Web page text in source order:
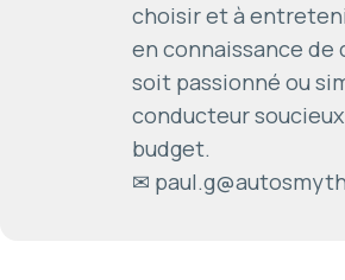
choisir et à
en connaissance de
soit passionné ou
conducteur
budget.
✉